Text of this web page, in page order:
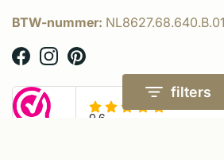
filters
BTW-nummer: NL8627.68.640.B.01